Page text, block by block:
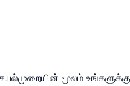
மூலம்